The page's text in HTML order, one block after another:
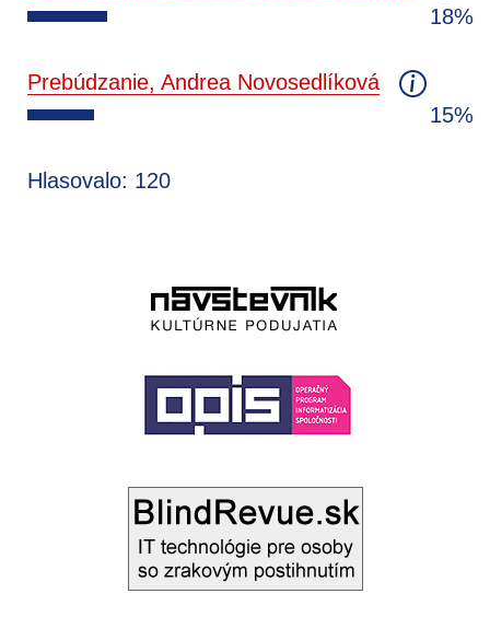
18%
Prebúdzanie, Andrea Novosedlíková
15%
Hlasovalo: 120